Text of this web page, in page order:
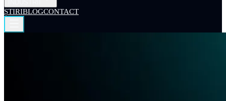
ȘTIRIBLOGCONTACT